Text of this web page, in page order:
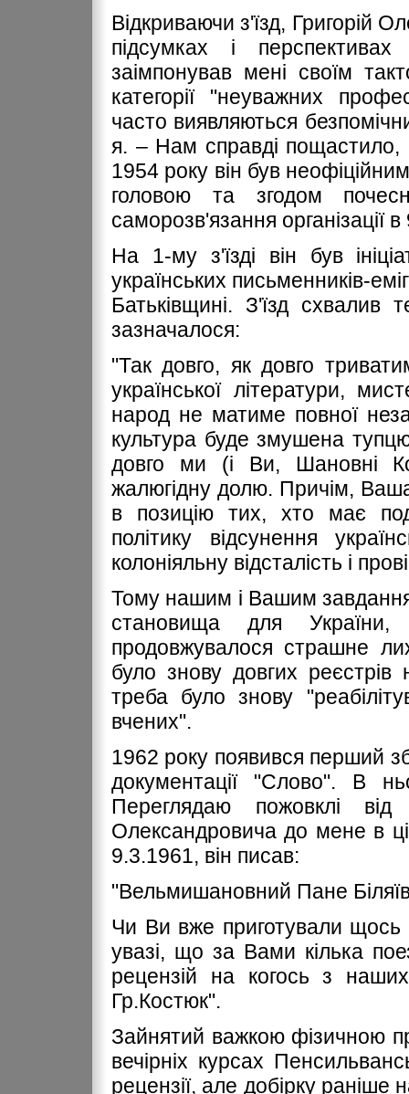
Відкриваючи з'їзд, Григорій
підсумках і перспективах
заімпонував мені своїм
категорії "неуважних
часто виявляються
я. – Нам справді
1954 року він був
головою та згодом
саморозв'язання організації
На 1-му з'їзді він був
українських письменників-
Батьківщині. З'їзд схвалив
зазначалося:
"Так довго, як довго
української літератури,
народ не матиме повної
культура буде змушена
довго ми (і Ви, Шановні
жалюгідну долю. Причім,
в позицію тих, хто має
політику відсунення
колоніяльну відсталість і
Тому нашим і Вашим
становища для
продовжувалося страшне
було знову довгих
треба було знову
вчених".
1962 року появився перший
документації "Слово". В
Переглядаю пожовклі
Олександровича до мене в
9.3.1961, він писав:
"Вельмишановний Пане
Чи Ви вже приготували
увазі, що за Вами кілька
рецензій на когось з
Гр.Костюк".
Зайнятий важкою фізичною
вечірніх курсах
рецензії, але добірку раніше